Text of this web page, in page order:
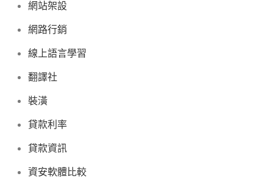
網站架設
網路行銷
線上語言學習
翻譯社
裝潢
貸款利率
貸款資訊
資安軟體比較